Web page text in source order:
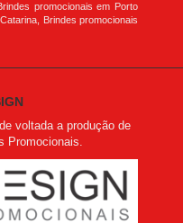
promocionais em Porto
Brindes promocionais
voltada a produção de
Promocionais.